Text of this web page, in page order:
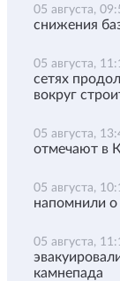
05 августа,
снижения
05 августа,
сетях
вокруг
05 августа,
отмечают в
05 августа,
напомнили
05 августа,
камнепада